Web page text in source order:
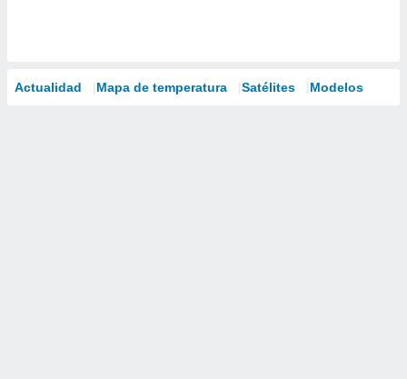
Actualidad Mapa de temperatura Satélites Modelos